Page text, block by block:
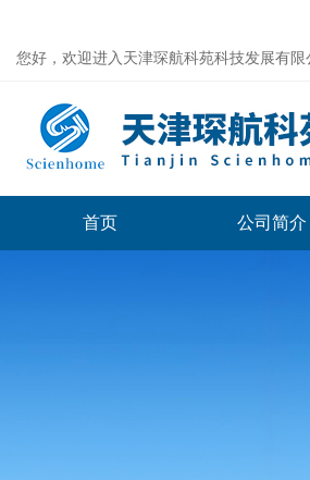
您好，欢迎进入天津琛航科苑科技发展有限
首页 公司简介